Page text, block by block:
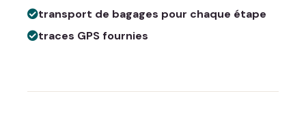
transport de bagages pour chaque étape
traces GPS fournies